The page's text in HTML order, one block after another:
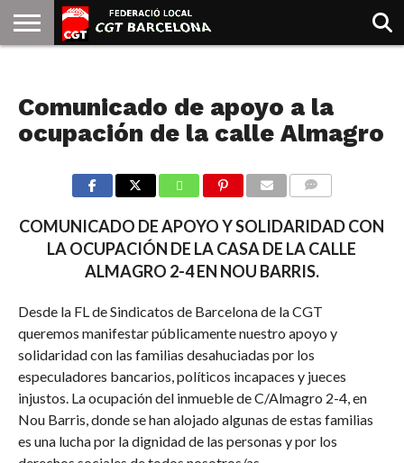
GOLDMAN
Comunicado de apoyo a la
ocupación de la calle Almagro
COMUNICADO DE APOYO Y SOLIDARIDAD CON
LA OCUPACIÓN DE LA CASA DE LA CALLE
ALMAGRO 2-4 EN NOU BARRIS.
Desde la FL de Sindicatos de Barcelona de la CGT
queremos manifestar públicamente nuestro apoyo y
solidaridad con las familias desahuciadas por los
especuladores bancarios, políticos incapaces y jueces
injustos. La ocupación del inmueble de C/Almagro 2-4, en
Nou Barris, donde se han alojado algunas de estas familias
es una lucha por la dignidad de las personas y por los